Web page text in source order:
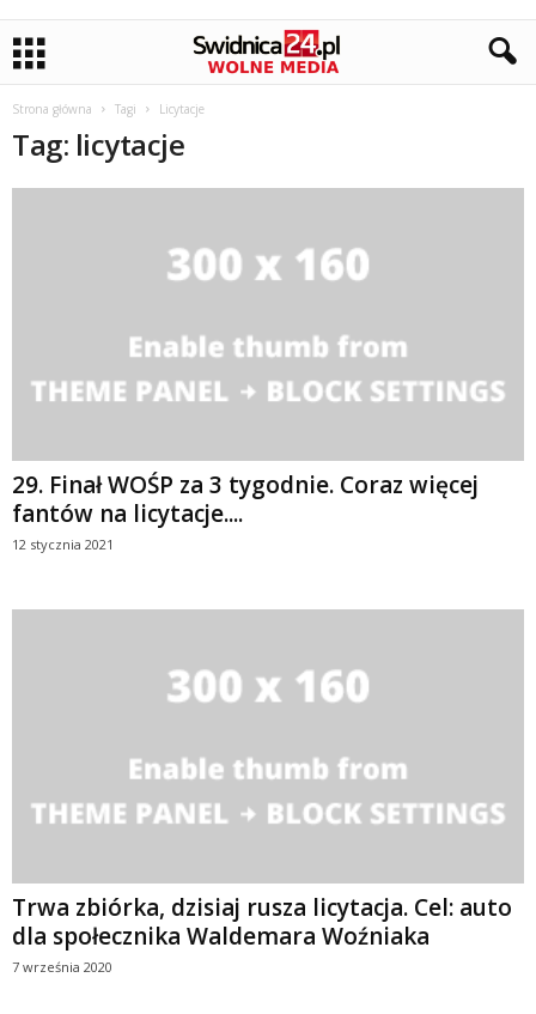
Strona główna Tagi Licytacje
Tag: licytacje
29. Finał WOŚP za 3 tygodnie. Coraz więcej
fantów na licytacje....
12 stycznia 2021
Trwa zbiórka, dzisiaj rusza licytacja. Cel: auto
dla społecznika Waldemara Woźniaka
7 września 2020